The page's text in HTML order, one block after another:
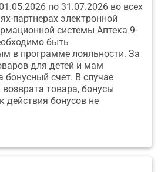
по 31.07.2026 во всех
партнерах электронной
системы Аптека 9-
быть
в программе лояльности. За
для детей и мам
бонусный счет. В случае
товара, бонусы
действия бонусов не